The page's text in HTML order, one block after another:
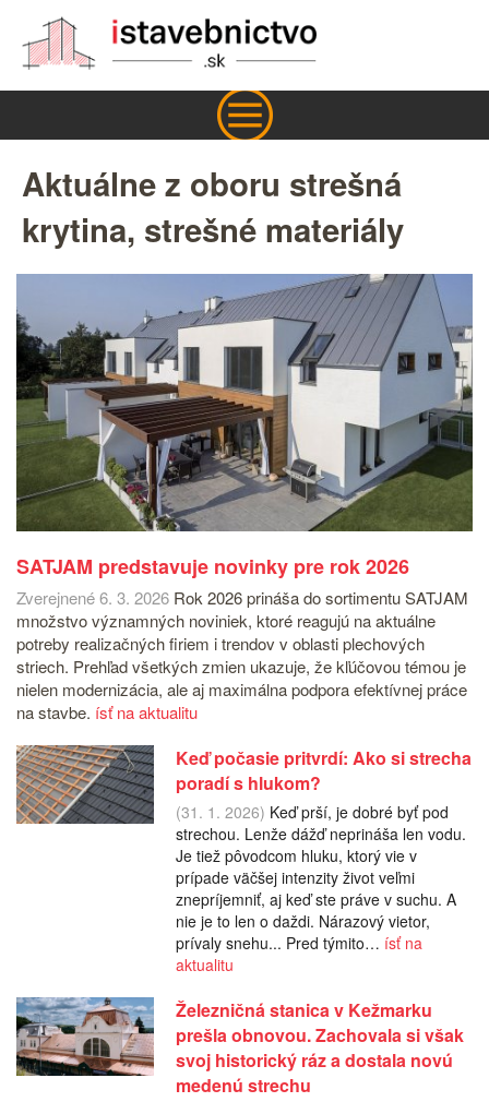
Aktuálne z oboru strešná
krytina, strešné materiály
SATJAM predstavuje novinky pre rok 2026
Zverejnené 6. 3. 2026 Rok 2026 prináša do sortimentu SATJAM
množstvo významných noviniek, ktoré reagujú na aktuálne
potreby realizačných firiem i trendov v oblasti plechových
striech. Prehľad všetkých zmien ukazuje, že kľúčovou témou je
nielen modernizácia, ale aj maximálna podpora efektívnej práce
na stavbe. ísť na aktualitu
Keď počasie pritvrdí: Ako si strecha
poradí s hlukom?
(31. 1. 2026) Keď prší, je dobré byť pod
strechou. Lenže dážď neprináša len vodu.
Je tiež pôvodcom hluku, ktorý vie v
prípade väčšej intenzity život veľmi
znepríjemniť, aj keď ste práve v suchu. A
nie je to len o daždi. Nárazový vietor,
prívaly snehu... Pred týmito… ísť na
aktualitu
Železničná stanica v Kežmarku
prešla obnovou. Zachovala si však
svoj historický ráz a dostala novú
medenú strechu